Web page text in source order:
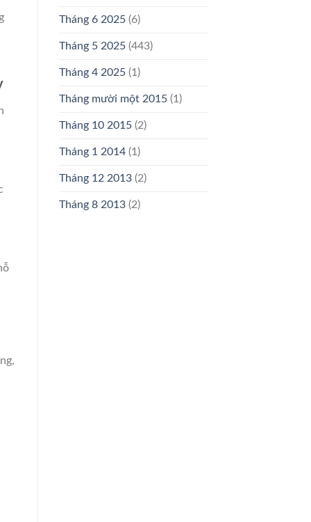
Tháng 6 2025(6)
Tháng 5 2025(443)
Tháng 4 2025(1)
Tháng mười một 2015(1)
Tháng 10 2015(2)
Tháng 1 2014(1)
Tháng 12 2013(2)
Tháng 8 2013(2)